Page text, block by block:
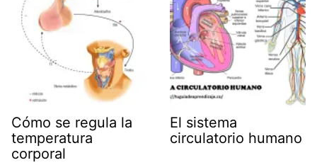
Cómo se regula la
temperatura
corporal
El sistema
circulatorio humano